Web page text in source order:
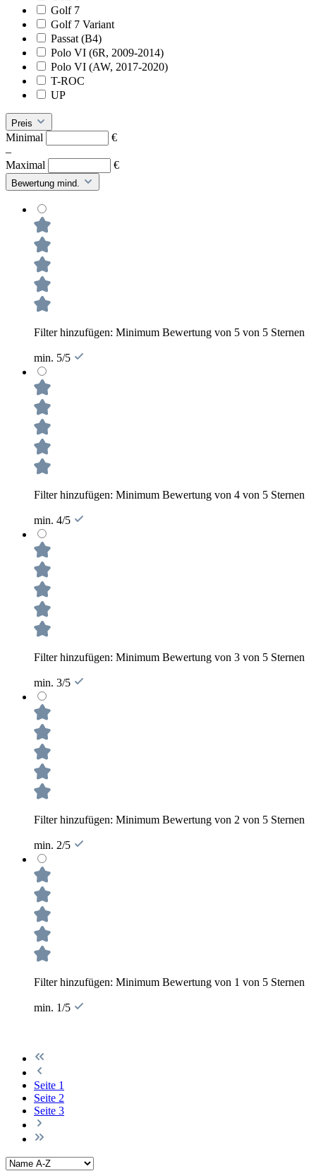
Golf 7
Golf 7 Variant
Passat (B4)
Polo VI (6R, 2009-2014)
Polo VI (AW, 2017-2020)
T-ROC
UP
Preis
Minimal
€
–
Maximal
€
Bewertung mind.
Filter hinzufügen: Minimum Bewertung von 5 von 5 Sternen
min. 5/5
Filter hinzufügen: Minimum Bewertung von 4 von 5 Sternen
min. 4/5
Filter hinzufügen: Minimum Bewertung von 3 von 5 Sternen
min. 3/5
Filter hinzufügen: Minimum Bewertung von 2 von 5 Sternen
min. 2/5
Filter hinzufügen: Minimum Bewertung von 1 von 5 Sternen
min. 1/5
Seite 1
Seite 2
Seite 3